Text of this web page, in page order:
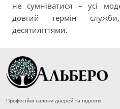
не сумніватися – усі
довгий термін
десятиліттями.
Професійні салони дверей та підлоги